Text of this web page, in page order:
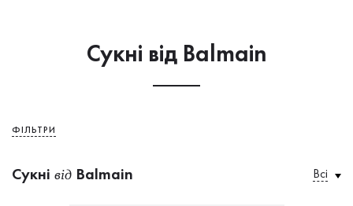
Сукнi від Balmain
ФІЛЬТРИ
Сукнi від Balmain Всі